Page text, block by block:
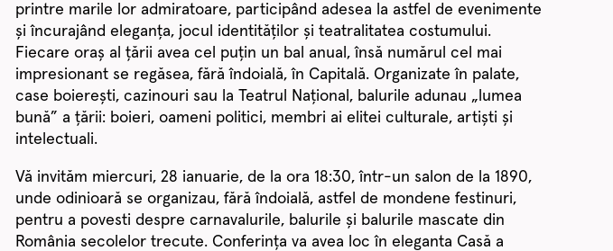
printre marile lor admiratoare, participând adesea la astfel de evenimente
și încurajând eleganța, jocul identităților și teatralitatea costumului.
Fiecare oraș al țării avea cel puțin un bal anual, însă numărul cel mai
impresionant se regăsea, fără îndoială, în Capitală. Organizate în palate,
case boierești, cazinouri sau la Teatrul Național, balurile adunau „lumea
bună” a țării: boieri, oameni politici, membri ai elitei culturale, artiști și
intelectuali.
Vă invităm miercuri, 28 ianuarie, de la ora 18:30, într-un salon de la 1890,
unde odinioară se organizau, fără îndoială, astfel de mondene festinuri,
pentru a povesti despre carnavalurile, balurile și balurile mascate din
România secolelor trecute. Conferința va avea loc în eleganta Casă a